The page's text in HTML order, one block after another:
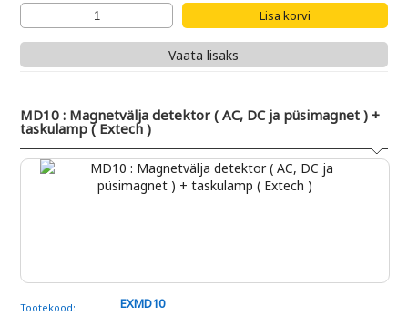
Vaata lisaks
MD10 : Magnetvälja detektor ( AC, DC ja püsimagnet ) +
taskulamp ( Extech )
Tootekood: EXMD10